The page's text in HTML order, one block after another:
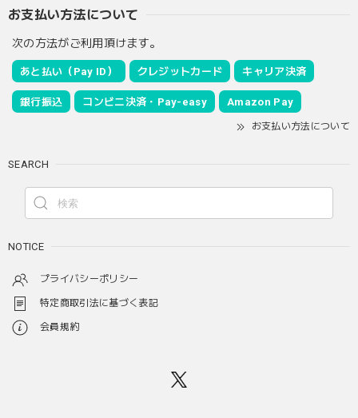
お支払い方法について
次の方法がご利用頂けます。
あと払い（Pay ID） クレジットカード キャリア決済
銀行振込 コンビニ決済・Pay-easy Amazon Pay
お支払い方法について
SEARCH
NOTICE
プライバシーポリシー
特定商取引法に基づく表記
会員規約